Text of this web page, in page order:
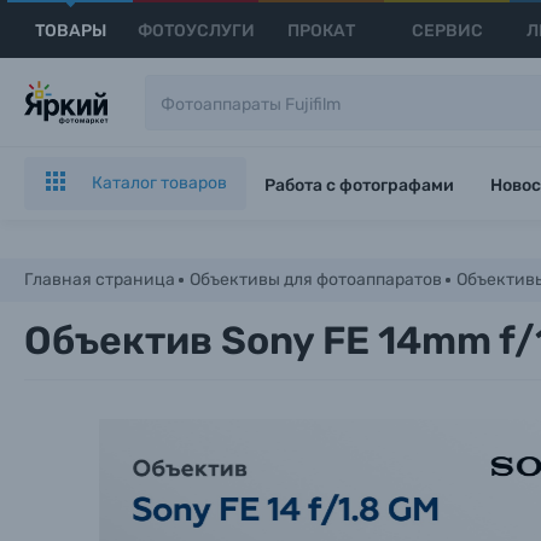
ТОВАРЫ ФОТОУСЛУГИ ПРОКАТ СЕРВИС
Каталог товаров Работа с фотографами
Главная страница Объективы для фотоаппаратов
Объектив Sony FE 14mm f/